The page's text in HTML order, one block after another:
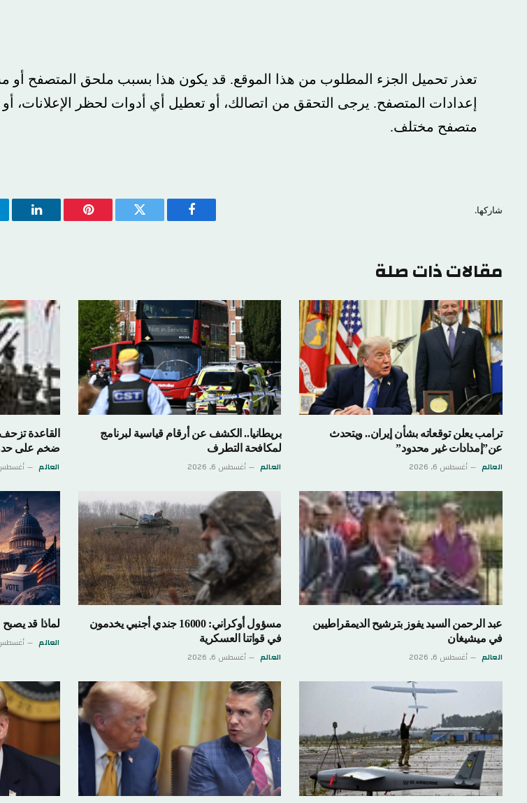
تعذر تحميل الجزء المطلوب من هذا الموقع. قد يكون هذا بسبب ملحق المتصفح أو
إعدادات المتصفح. يرجى التحقق من اتصالك، أو تعطيل أي أدوات لحظر الإعلانات،
متصفح مختلف.
شاركها.
فيسبوك
تويتر بينتيريستلينكدإن
مقالات ذات صلة
ترامب يعلن توقعاته بشأن إيران.. ويتحدث
عن”إمدادات غير محدود”
العالم أغسطس 6, 2026
بريطانيا.. الكشف عن أرقام قياسية لبرنامج
لمكافحة التطرف
العالم أغسطس 6, 2026
القاعدة
ضخم على
العالم أغسطس 6,
عبد الرحمن السيد يفوز بترشيح الديمقراطيين
في ميشيغان
العالم أغسطس 6, 2026
مسؤول أوكراني: 16000 جندي أجنبي يخدمون
في قواتنا العسكرية
العالم أغسطس 6, 2026
لماذا قد يصبح عام 2028 نقطة
العالم أغسطس 6,